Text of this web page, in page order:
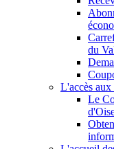
du
L'accès aux
Le